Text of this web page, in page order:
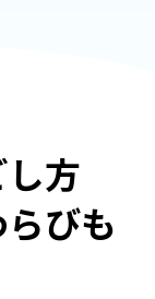
方
びも